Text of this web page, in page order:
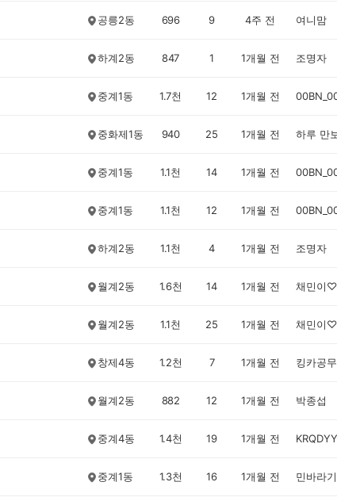
공릉2동 696 9 4주 전 여니맘
하계2동 847 1 1개월 전 조명자
중계1동 1.7천 12 1개월 전
중화제1동 940 25 1개월 전 하루 만
중계1동 1.1천 14 1개월 전
중계1동 1.1천 12 1개월 전
하계2동 1.1천 4 1개월 전 조명자
월계2동 1.6천 14 1개월 전 채민이♡
월계2동 1.1천 25 1개월 전 채민이♡
창제4동 1.2천 7 1개월 전
월계2동 882 12 1개월 전 박종섭
중계4동 1.4천 19 1개월 전
중계1동 1.3천 16 1개월 전 민바라기